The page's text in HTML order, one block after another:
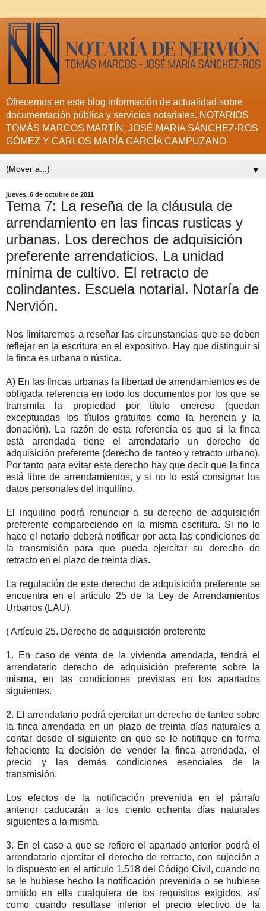
Ofrecemos en este blog información de actualidad sobre
documentación pública y servicios notariales. NOTARIOS
TOMÁS MARCOS MARTÍN, JOSÉ MARíA SÁNCHEZ-ROS
GÓMEZ Y CARLOS MARÍA GARCÍA CAMPUZANO
▼
jueves, 6 de octubre de 2011
Tema 7: La reseña de la cláusula de
arrendamiento en las fincas rusticas y
urbanas. Los derechos de adquisición
preferente arrendaticios. La unidad
mínima de cultivo. El retracto de
colindantes. Escuela notarial. Notaría de
Nervión.
Nos limitaremos a reseñar las circunstancias que se deben
reflejar en la escritura en el expositivo. Hay que distinguir si
la finca es urbana o rústica.
A) En las fincas urbanas la libertad de arrendamientos es de
obligada referencia en todo los documentos por los que se
transmita la propiedad por título oneroso (quedan
exceptuadas los títulos gratuitos como la herencia y la
donación). La razón de esta referencia es que si la finca
está arrendada tiene el arrendatario un derecho de
adquisición preferente (derecho de tanteo y retracto urbano).
Por tanto para evitar este derecho hay que decir que la finca
está libre de arrendamientos, y si no lo está consignar los
datos personales del inquilino.
El inquilino podrá renunciar a su derecho de adquisición
preferente compareciendo en la misma escritura. Si no lo
hace el notario deberá notificar por acta las condiciones de
la transmisión para que pueda ejercitar su derecho de
retracto en el plazo de treinta días.
La regulación de este derecho de adquisición preferente se
encuentra en el artículo 25 de la Ley de Arrendamientos
Urbanos (LAU).
( Artículo 25. Derecho de adquisición preferente
1. En caso de venta de la vivienda arrendada, tendrá el
arrendatario derecho de adquisición preferente sobre la
misma, en las condiciones previstas en los apartados
siguientes.
2. El arrendatario podrá ejercitar un derecho de tanteo sobre
la finca arrendada en un plazo de treinta días naturales a
contar desde el siguiente en que se le notifique en forma
fehaciente la decisión de vender la finca arrendada, el
precio y las demás condiciones esenciales de la
transmisión.
Los efectos de la notificación prevenida en el párrafo
anterior caducarán a los ciento ochenta días naturales
siguientes a la misma.
3. En el caso a que se refiere el apartado anterior podrá el
arrendatario ejercitar el derecho de retracto, con sujeción a
lo dispuesto en el artículo 1.518 del Código Civil, cuando no
se le hubiese hecho la notificación prevenida o se hubiese
omitido en ella cualquiera de los requisitos exigidos, así
como cuando resultase inferior el precio efectivo de la